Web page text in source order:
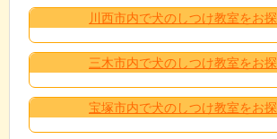
川西市内で犬のしつけ教室をお
三木市内で犬のしつけ教室をお
宝塚市内で犬のしつけ教室をお